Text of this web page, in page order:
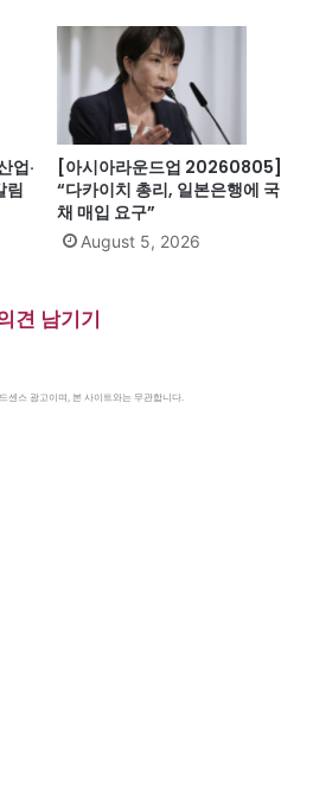
업·
림
[아시아라운드업 20260805]
“다카이치 총리, 일본은행에 국
채 매입 요구”
August 5, 2026
견 남기기
센스 광고이며, 본 사이트와는 무관합니다.